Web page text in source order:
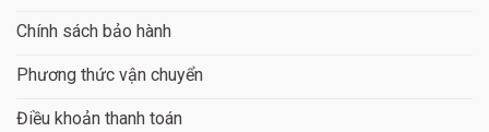
Chính sách bảo hành
Phương thức vận chuyển
Điều khoản thanh toán